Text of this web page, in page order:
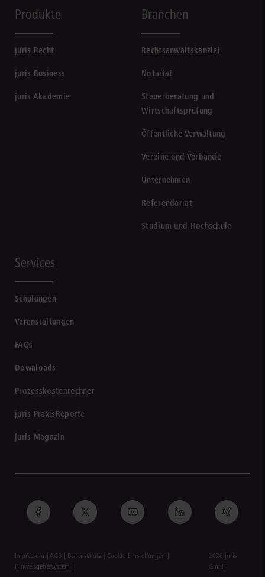
Produkte
juris Recht
juris Business
juris Akademie
Branchen
Rechtsanwaltskanzlei
Notariat
Steuerberatung und
Wirtschaftsprüfung
Öffentliche Verwaltung
Vereine und Verbände
Unternehmen
Referendariat
Studium und Hochschule
Services
Schulungen
Veranstaltungen
FAQs
Downloads
Prozesskostenrechner
juris PraxisReporte
juris Magazin
Impressum AGB Datenschutz
Cookie-Einstellungen
Hinweisgebersystem
2026 juris
GmbH